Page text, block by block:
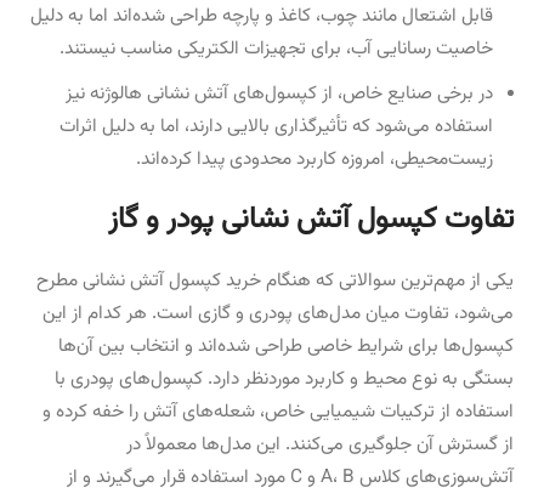
قابل اشتعال مانند چوب، کاغذ و پارچه طراحی شده‌اند اما به دلیل
خاصیت رسانایی آب، برای تجهیزات الکتریکی مناسب نیستند.
در برخی صنایع خاص، از کپسول‌های آتش نشانی هالوژنه نیز
استفاده می‌شود که تأثیرگذاری بالایی دارند، اما به دلیل اثرات
زیست‌محیطی، امروزه کاربرد محدودی پیدا کرده‌اند.
تفاوت کپسول آتش نشانی پودر و گاز
یکی از مهم‌ترین سوالاتی که هنگام خرید کپسول آتش نشانی مطرح
می‌شود، تفاوت میان مدل‌های پودری و گازی است. هر کدام از این
کپسول‌ها برای شرایط خاصی طراحی شده‌اند و انتخاب بین آن‌ها
بستگی به نوع محیط و کاربرد موردنظر دارد. کپسول‌های پودری با
استفاده از ترکیبات شیمیایی خاص، شعله‌های آتش را خفه کرده و
از گسترش آن جلوگیری می‌کنند. این مدل‌ها معمولاً در
آتش‌سوزی‌های کلاس A، B و C مورد استفاده قرار می‌گیرند و از